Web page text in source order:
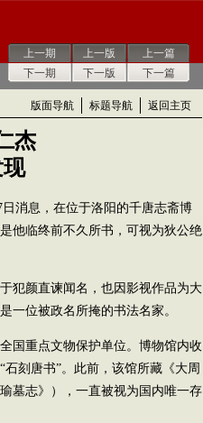
上一期
下一期
上一版
下一版
上一篇
下一篇
版面导航 标题导航 返回主页
杰
消息，在位于洛阳的千唐志斋博
他临终前不久所书，可视为狄公绝
颜直谏闻名，也因影视作品为大
一位被政名所掩的书法名家。
重点文物保护单位。博物馆内收
刻唐书”。此前，该馆所藏《大周
墓志》），一直被视为国内唯一存